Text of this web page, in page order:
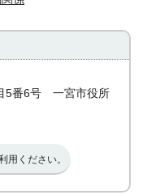
5番6号 一宮市役所
用ください。